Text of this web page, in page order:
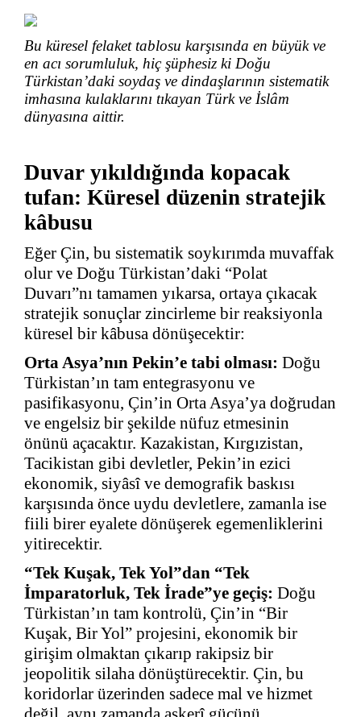
Bu küresel felaket tablosu karşısında en büyük ve
en acı sorumluluk, hiç şüphesiz ki Doğu
Türkistan’daki soydaş ve dindaşlarının sistematik
imhasına kulaklarını tıkayan Türk ve İslâm
dünyasına aittir.
Duvar yıkıldığında kopacak
tufan: Küresel düzenin stratejik
kâbusu
Eğer Çin, bu sistematik soykırımda muvaffak
olur ve Doğu Türkistan’daki “Polat
Duvarı”nı tamamen yıkarsa, ortaya çıkacak
stratejik sonuçlar zincirleme bir reaksiyonla
küresel bir kâbusa dönüşecektir:
Orta Asya’nın Pekin’e tabi olması: Doğu
Türkistan’ın tam entegrasyonu ve
pasifikasyonu, Çin’in Orta Asya’ya doğrudan
ve engelsiz bir şekilde nüfuz etmesinin
önünü açacaktır. Kazakistan, Kırgızistan,
Tacikistan gibi devletler, Pekin’in ezici
ekonomik, siyâsî ve demografik baskısı
karşısında önce uydu devletlere, zamanla ise
fiili birer eyalete dönüşerek egemenliklerini
yitirecektir.
“Tek Kuşak, Tek Yol”dan “Tek
İmparatorluk, Tek İrade”ye geçiş: Doğu
Türkistan’ın tam kontrolü, Çin’in “Bir
Kuşak, Bir Yol” projesini, ekonomik bir
girişim olmaktan çıkarıp rakipsiz bir
jeopolitik silaha dönüştürecektir. Çin, bu
koridorlar üzerinden sadece mal ve hizmet